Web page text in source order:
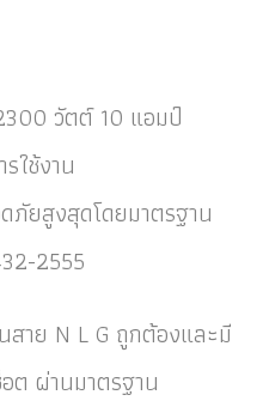
วัตต์ 10 แอมป์
ใช้งาน
ภัยสูงสุดโดยมาตรฐาน
2555
สาย N L G ถูกต้องและมี
ต ผ่านมาตรฐาน